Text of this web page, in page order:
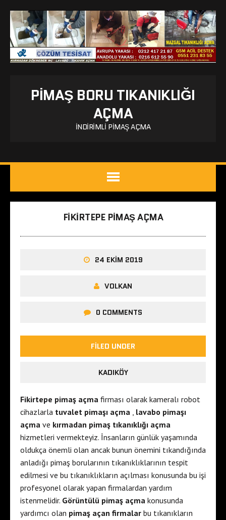
PIMAŞ BORU TIKANIKLIĞI
AÇMA
İNDIRIMLI PIMAŞ AÇMA
FIKIRTEPE PIMAŞ AÇMA
24 EKIM 2019
VOLKAN
0 COMMENTS
FILED UNDER
KADIKÖY
Fikirtepe pimaş açma firması olarak kameralı robot
cihazlarla tuvalet pimaşı açma , lavabo pimaşı
açma ve kırmadan pimaş tıkanıklığı açma
hizmetleri vermekteyiz. İnsanların günlük yaşamında
oldukça önemli olan ancak bunun önemini tıkandığında
anladığı pimaş borularının tıkanıklıklarının tespit
edilmesi ve bu tıkanıklıkların açılması konusunda bu işi
profesyonel olarak yapan firmalardan yardım
istenmelidir. Görüntülü pimaş açma konusunda
yardımcı olan pimaş açan firmalar bu tıkanıkların